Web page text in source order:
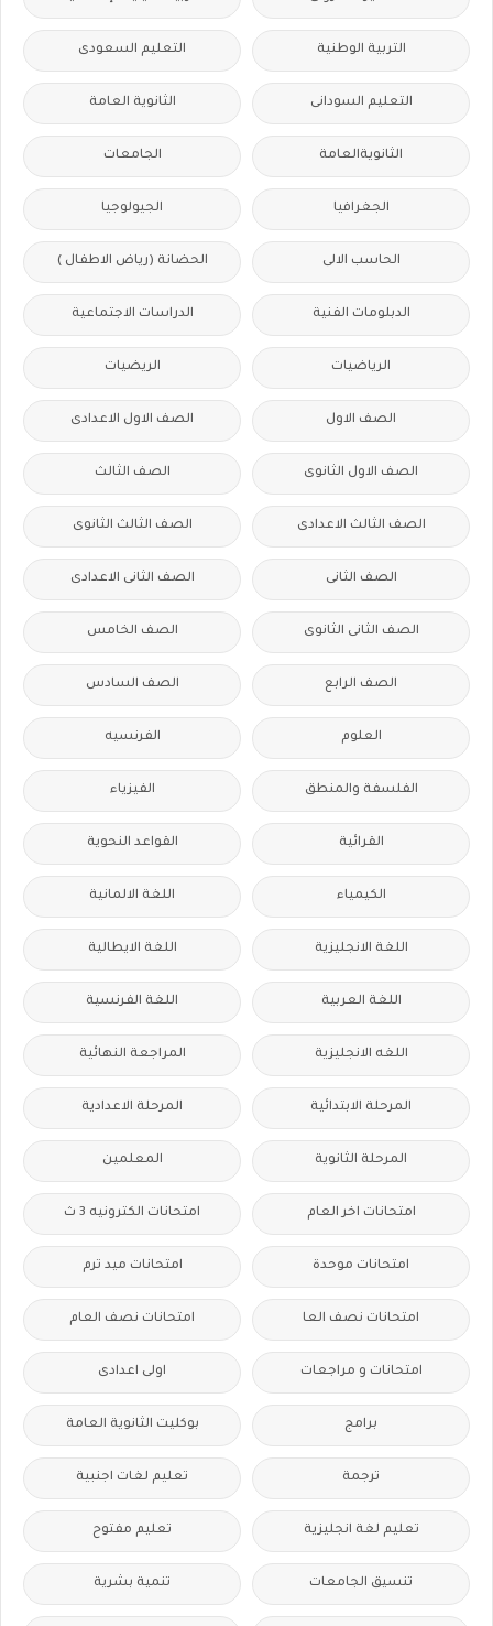
التربية الوطنية التعليم السعودى
التعليم السودانى الثانوية العامة
الثانويةالعامة الجامعات
الجغرافيا الجيولوجيا
الحاسب الالى الحضانة (رياض الاطفال )
الدبلومات الفنية الدراسات الاجتماعية
الرياضيات الريضيات
الصف الاول الصف الاول الاعدادى
الصف الاول الثانوى الصف الثالث
الصف الثالث الاعدادى الصف الثالث الثانوى
الصف الثانى الصف الثانى الاعدادى
الصف الثانى الثانوى الصف الخامس
الصف الرابع الصف السادس
العلوم الفرنسيه
الفلسفة والمنطق الفيزياء
القرائية القواعد النحوية
الكيمياء اللغة الالمانية
اللغة الانجليزية اللغة الايطالية
اللغة العربية اللغة الفرنسية
اللغه الانجليزية المراجعة النهائية
المرحلة الابتدائية المرحلة الاعدادية
المرحلة الثانوية المعلمين
امتحانات اخر العام امتحانات الكترونيه 3 ث
امتحانات موحدة امتحانات ميد ترم
امتحانات نصف العا امتحانات نصف العام
امتحانات و مراجعات اولى اعدادى
برامج بوكليت الثانوية العامة
ترجمة تعليم لغات اجنبية
تعليم لغة انجليزية تعليم مفتوح
تنسيق الجامعات تنمية بشرية